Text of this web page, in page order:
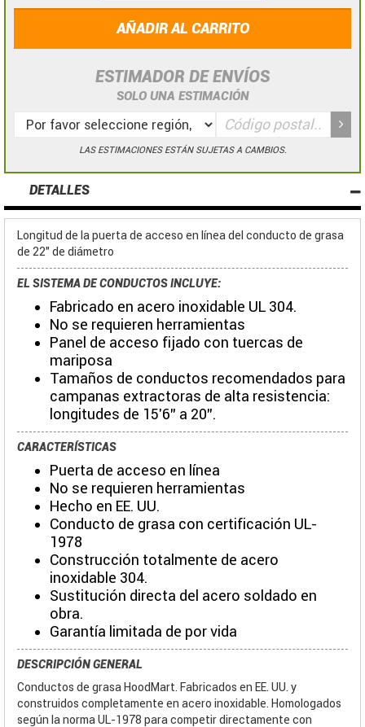
AÑADIR AL CARRITO
ESTIMADOR DE ENVÍOS
SOLO UNA ESTIMACIÓN
LAS ESTIMACIONES ESTÁN SUJETAS A CAMBIOS.
DETALLES
Longitud de la puerta de acceso en línea del conducto de grasa
de 22" de diámetro
EL SISTEMA DE CONDUCTOS INCLUYE:
Fabricado en acero inoxidable UL 304.
No se requieren herramientas
Panel de acceso fijado con tuercas de
mariposa
Tamaños de conductos recomendados para
campanas extractoras de alta resistencia:
longitudes de 15'6" a 20".
CARACTERÍSTICAS
Puerta de acceso en línea
No se requieren herramientas
Hecho en EE. UU.
Conducto de grasa con certificación UL-
1978
Construcción totalmente de acero
inoxidable 304.
Sustitución directa del acero soldado en
obra.
Garantía limitada de por vida
DESCRIPCIÓN GENERAL
Conductos de grasa HoodMart. Fabricados en EE. UU. y
construidos completamente en acero inoxidable. Homologados
según la norma UL-1978 para competir directamente con